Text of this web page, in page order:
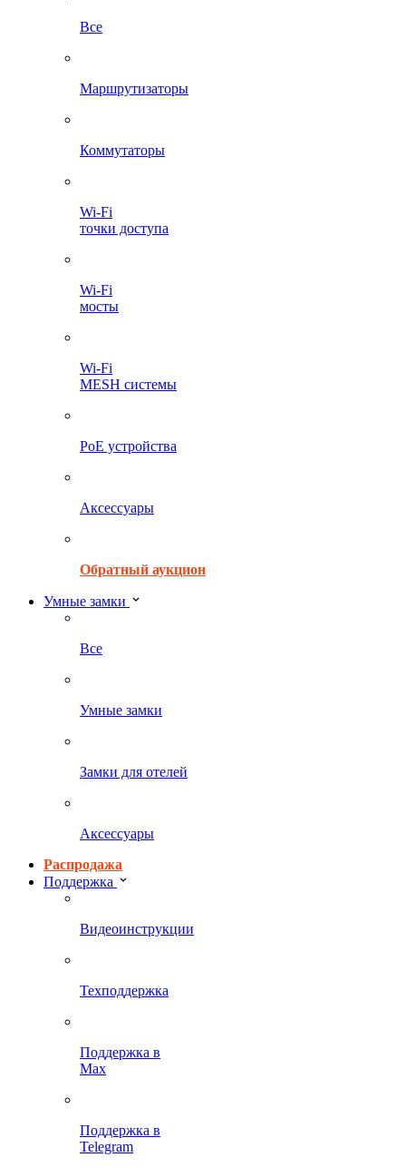
Все
Маршрутизаторы
Коммутаторы
Wi-Fi
точки доступа
Wi-Fi
мосты
Wi-Fi
MESH системы
PoE устройства
Аксессуары
Обратный аукцион
Умные замки
Все
Умные замки
Замки для отелей
Аксессуары
Распродажа
Поддержка
Видеоинструкции
Техподдержка
Поддержка в
Max
Поддержка в
Telegram